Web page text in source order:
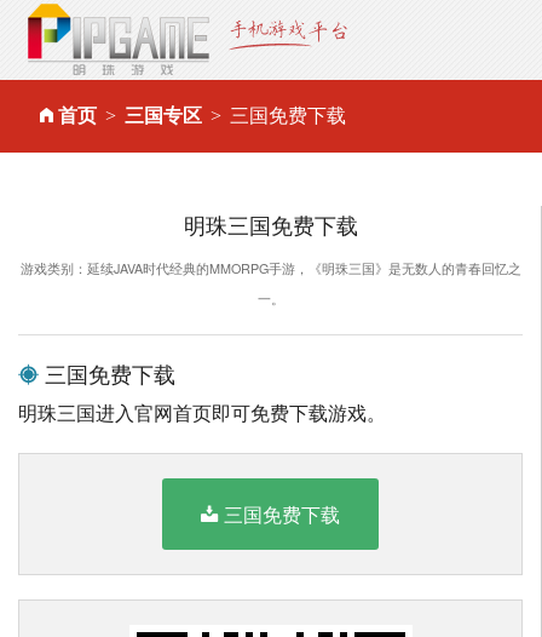
首页 三国专区 三国免费下载
明珠三国免费下载
游戏类别：延续JAVA时代经典的MMORPG手游，《明珠三国》是无数人的青春回忆之
一。
三国免费下载
明珠三国进入官网首页即可免费下载游戏。
三国免费下载